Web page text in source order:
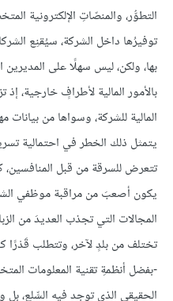
التطوُّر، والمنصّاتِ الإلكترونية
توفيرُها داخل الشركة، سيُقنِع
بها، ولكن، ليس سهلًا على
بالأمور المالية لأطرافٍ خارجية،
المالية للشركة، وسواها من
يتمثل ذلك الخطر في احتمالية
تتعرض للسرقة من قبل
يكون أصعبَ من مراقبة موظفي
المجالات التي تجذب العديدَ من
تختلف من بلدٍ لآخر، وتتطلب قَدْرًا
-بفضل أنظمةِ تقنية المعلومات
الحقيقي الذي توجد فيه السِّلع، بل